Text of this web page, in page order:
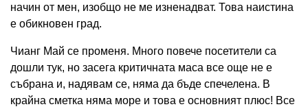
начин от мен, изобщо не ме изненадват. Това наистина
е обикновен град.
Чианг Май се променя. Много повече посетители са
дошли тук, но засега критичната маса все още не е
събрана и, надявам се, няма да бъде спечелена. В
крайна сметка няма море и това е основният плюс! Все